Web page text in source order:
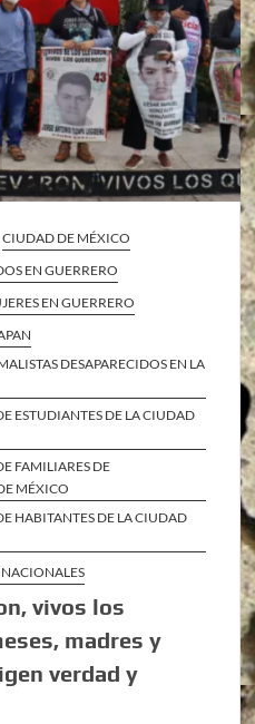
CIUDAD DE MÉXICO
EN GUERRERO
EN GUERRERO
DESAPARECIDOS EN LA
ESTUDIANTES DE LA CIUDAD
FAMILIARES DE
MÉXICO
HABITANTES DE LA CIUDAD
vivos los
madres y
verdad y